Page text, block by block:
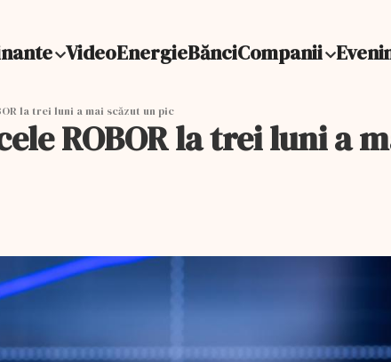
VideoEnergieBănciCompanii
la trei luni a mai scăzut un pic
ROBOR la trei luni a